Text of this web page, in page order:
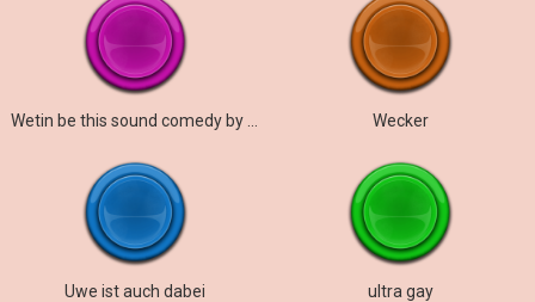
Wecker
Uwe ist auch dabei ultra gay